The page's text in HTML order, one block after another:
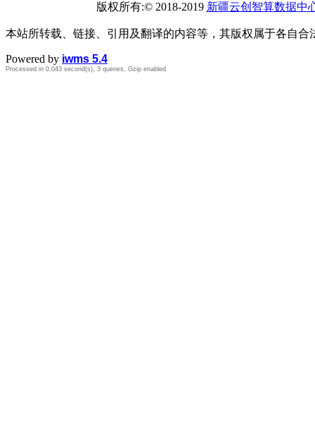
版权所有:© 2018-2019 新疆云创智算数据中
本站所转载、链接、引用及翻译的内容等，其版权属于各自合
Powered by iwms 5.4
Processed in 0.043 second(s), 3 queries, Gzip enabled